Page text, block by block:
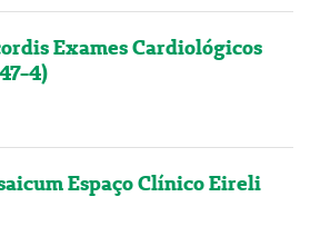
Exames Cardiológicos
4)
Espaço Clínico Eireli